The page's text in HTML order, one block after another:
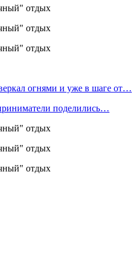
огнями и уже в шаге от…
поделились…